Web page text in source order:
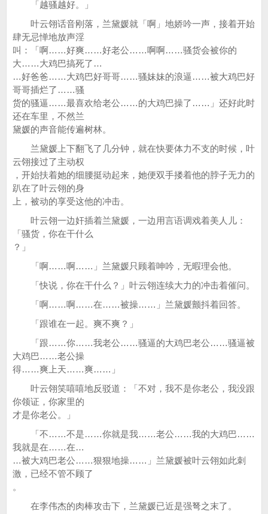
「越骚越好。」
叶云翎话音刚落，兰黛媛就「啊」地娇吟一声，接着开始
肆无忌惮地放声淫
叫：「啊……好爽……好老公……啊啊……骚货会被你的
大……大鸡巴搞死了…
…好爸爸……大鸡巴好哥哥……骚妹妹的浪逼……被大鸡巴好
哥哥插烂了……骚
货的骚逼……最喜欢给老公……的大鸡巴操了……」还好此时
还在车里，不然兰
黛媛的声音能传遍树林。
兰黛媛上下翻飞了几分钟，就在快要体力不支的时候，叶
云翎接过了主动权
，开始扶着她的细腰挺动起来，她便双手搂着他的脖子无力的
趴在了叶云翎的身
上，被动的享受这他的冲击。
叶云翎一边奸插着兰黛媛，一边用言语调戏着美人儿：
「骚货，你在干什么
？」
「啊……啊……」兰黛媛只顾着呻吟，无暇理会他。
「快说，你在干什么？」叶云翎连续大力的冲击着催问。
「啊……啊……在……被操……」兰黛媛颤抖着回答。
「跟谁在一起。爽不爽？」
「跟……你……我老公……骚逼的大鸡巴老公……骚逼被
大鸡巴……老公操
得……爽上天……爽……」
叶云翎笑嘻嘻地反驳道：「不对，我不是你老公，我没跟
你领证，你家里的
才是你老公。」
「不……不是……你就是我……老公……我的大鸡巴……
我就是在……在…
…被大鸡巴老公……狠狠地操……」兰黛媛被叶云翎如此刺
激，已经不管不顾了
。
在李伟杰的肉棒攻击下，兰黛媛已近是强弩之末了。